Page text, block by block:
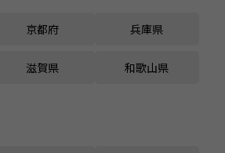
京都府 兵庫県
滋賀県 和歌山県